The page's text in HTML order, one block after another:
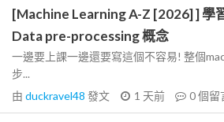
[Machine Learning A-Z [2026] ] 學
Data pre-processing 概念
一邊要上課一邊還要寫這個不容易! 整個
步...
由 duckravel48 發文 1 天前 0個留